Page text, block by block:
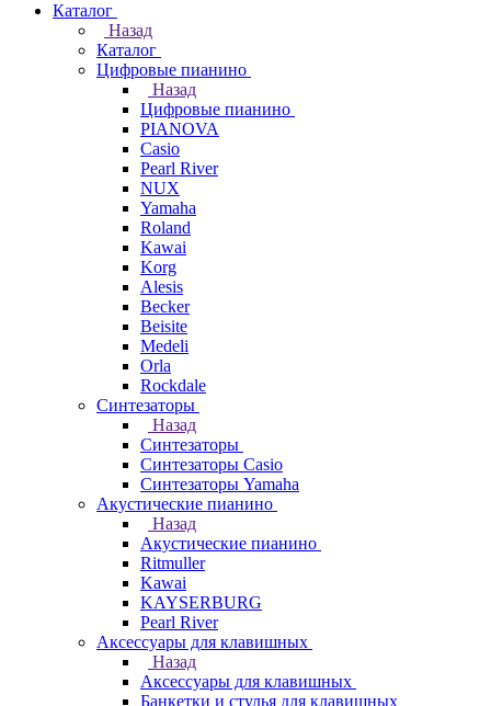
Каталог
Назад
Каталог
Цифровые пианино
Назад
Цифровые пианино
PIANOVA
Casio
Pearl River
NUX
Yamaha
Roland
Kawai
Korg
Alesis
Becker
Beisite
Medeli
Orla
Rockdale
Синтезаторы
Назад
Синтезаторы
Синтезаторы Casio
Синтезаторы Yamaha
Акустические пианино
Назад
Акустические пианино
Ritmuller
Kawai
KAYSERBURG
Pearl River
Аксессуары для клавишных
Назад
Аксессуары для клавишных
Банкетки и стулья для клавишных